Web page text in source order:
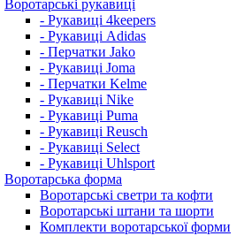
Воротарські рукавиці
- Рукавиці 4keepers
- Рукавиці Adidas
- Перчатки Jako
- Рукавиці Joma
- Перчатки Kelme
- Рукавиці Nike
- Рукавиці Puma
- Рукавиці Reusch
- Рукавиці Select
- Рукавиці Uhlsport
Воротарська форма
Воротарські светри та кофти
Воротарські штани та шорти
Комплекти воротарської форми